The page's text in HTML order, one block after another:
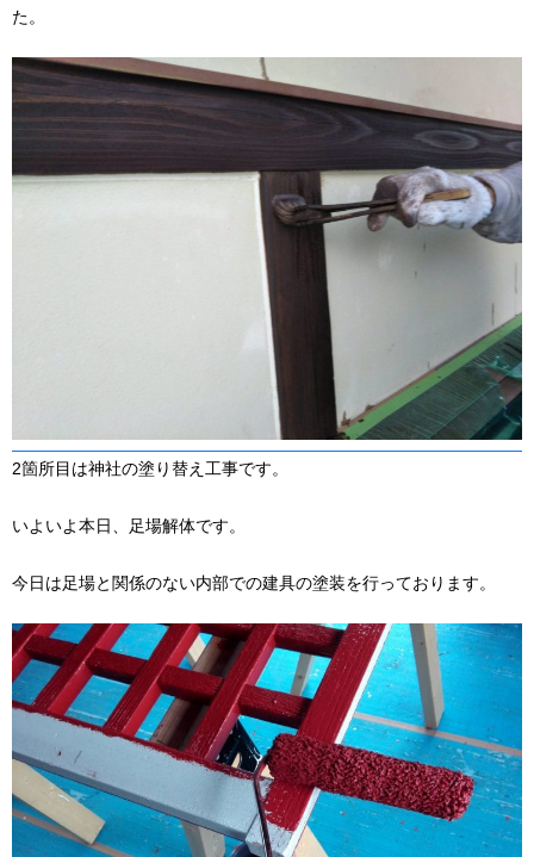
た。
2箇所目は神社の塗り替え工事です。
いよいよ本日、足場解体です。
今日は足場と関係のない内部での建具の塗装を行っております。